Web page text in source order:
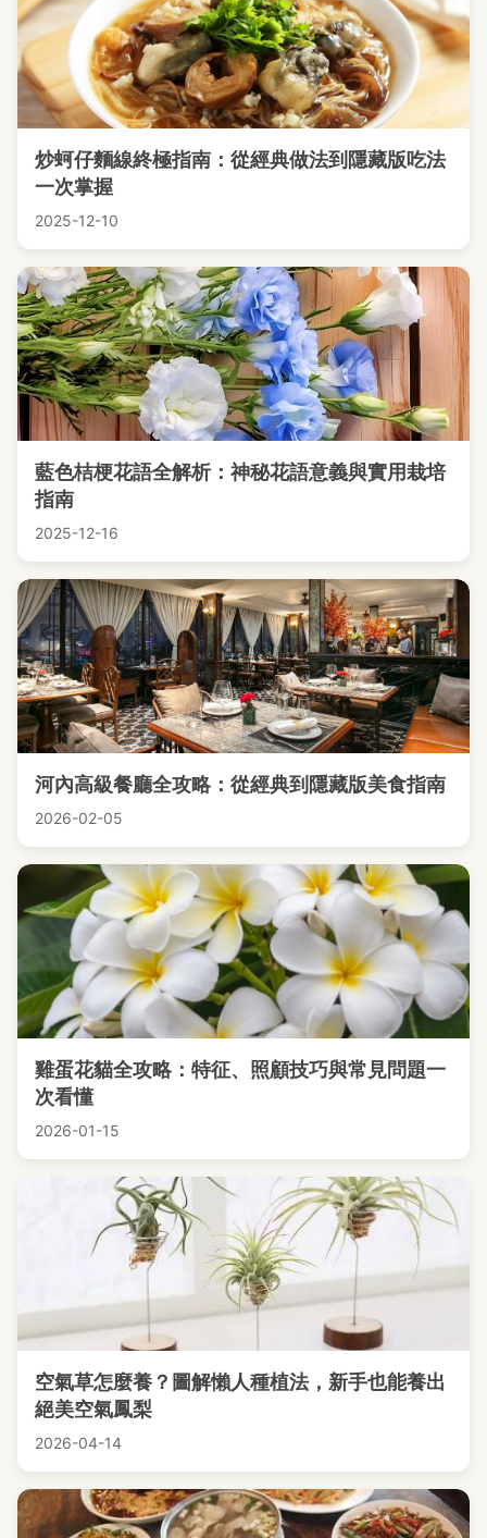
炒蚵仔麵線終極指南：從經典做法到隱藏版吃法
一次掌握
2025-12-10
藍色桔梗花語全解析：神秘花語意義與實用栽培
指南
2025-12-16
河內高級餐廳全攻略：從經典到隱藏版美食指南
2026-02-05
雞蛋花貓全攻略：特征、照顧技巧與常見問題一
次看懂
2026-01-15
空氣草怎麼養？圖解懶人種植法，新手也能養出
絕美空氣鳳梨
2026-04-14